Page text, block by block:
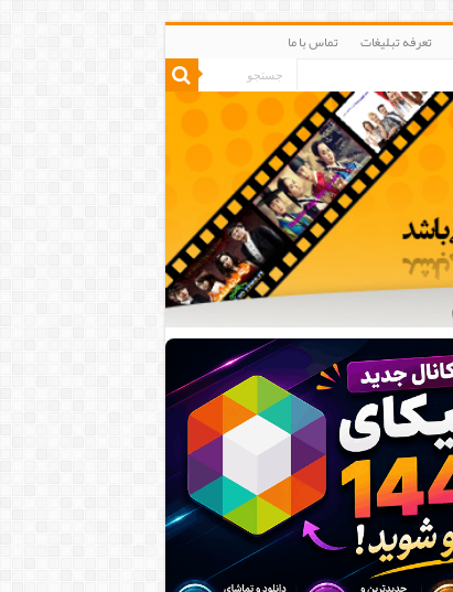
تعرفه تبلیغات تماس با ما